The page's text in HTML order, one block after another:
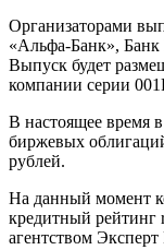
Организаторами
«Альфа-Банк»,
Выпуск будет
компании серии
В настоящее время
биржевых
рублей.
На данный момент
кредитный
агентством Эксперт